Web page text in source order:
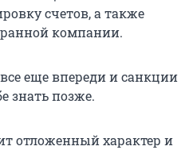
счетов, а также
компании.
еще впереди и санкции
знать позже.
отложенный характер и